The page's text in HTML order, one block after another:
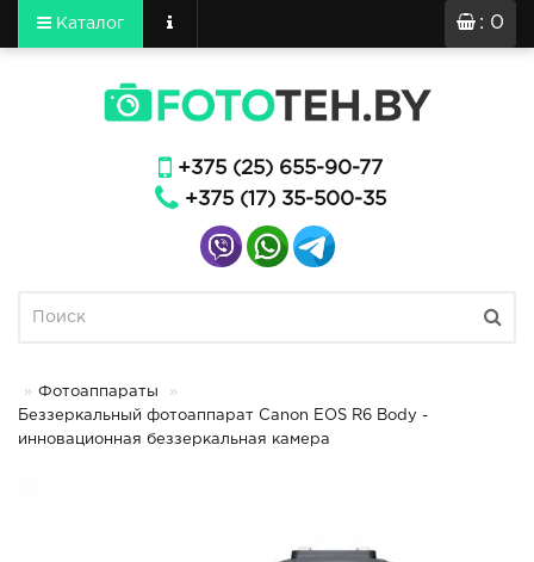
: 0
Каталог
+375 (25) 655-90-77
+375 (17) 35-500-35
Фотоаппараты
Беззеркальный фотоаппарат Canon EOS R6 Body -
инновационная беззеркальная камера